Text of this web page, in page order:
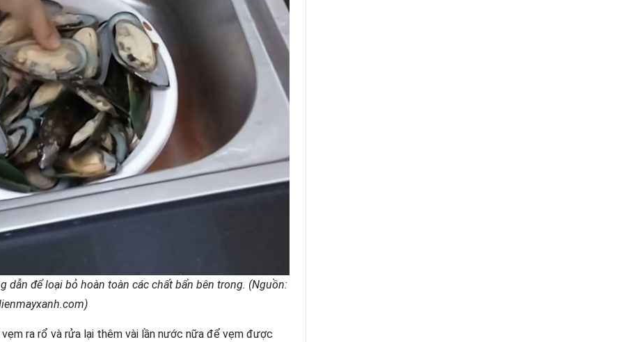
dẫn để loại bỏ hoàn toàn các chất bẩn bên trong. (Nguồn:
ra rổ và rửa lại thêm vài lần nước nữa để vẹm được